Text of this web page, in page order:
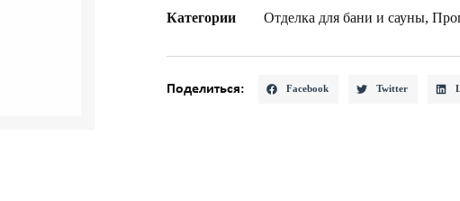
Категории
Отделка для бани и сауны,
Поделиться: Facebook Twitter